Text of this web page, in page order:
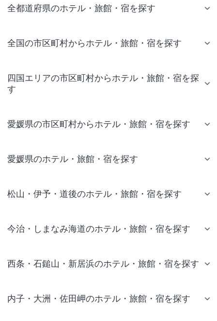
全都道府県のホテル・旅館・宿を探す
全国の市区町村からホテル・旅館・宿を探す
四国エリアの市区町村からホテル・旅館・宿を探
す
愛媛県の市区町村からホテル・旅館・宿を探す
愛媛県のホテル・旅館・宿を探す
松山・伊予・道後のホテル・旅館・宿を探す
今治・しまなみ海道のホテル・旅館・宿を探す
西条・石鎚山・新居浜のホテル・旅館・宿を探す
内子・大洲・佐田岬のホテル・旅館・宿を探す